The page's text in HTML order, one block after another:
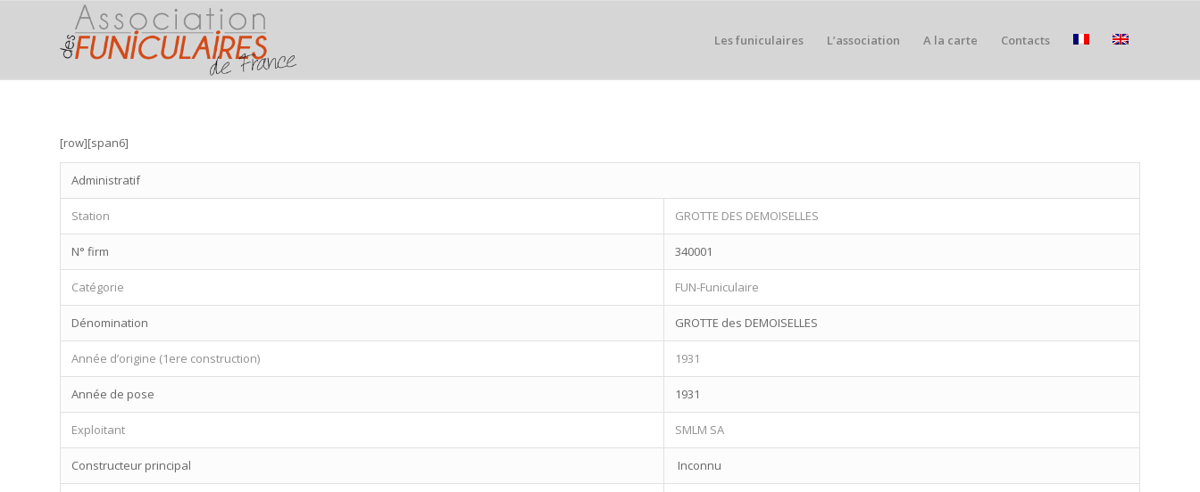
Les funiculaires L’association A la carte Contacts
[row][span6]
Administratif
Station GROTTE DES DEMOISELLES
N° firm 340001
Catégorie FUN-Funiculaire
Dénomination GROTTE des DEMOISELLES
Année d’origine (1ere construction) 1931
Année de pose 1931
Exploitant SMLM SA
Constructeur principal Inconnu